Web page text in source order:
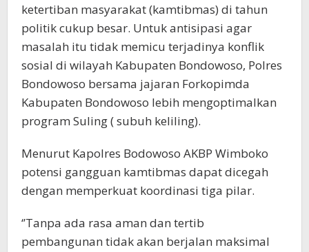
ketertiban masyarakat (kamtibmas) di tahun
politik cukup besar. Untuk antisipasi agar
masalah itu tidak memicu terjadinya konflik
sosial di wilayah Kabupaten Bondowoso, Polres
Bondowoso bersama jajaran Forkopimda
Kabupaten Bondowoso lebih mengoptimalkan
program Suling ( subuh keliling).
Menurut Kapolres Bodowoso AKBP Wimboko
potensi gangguan kamtibmas dapat dicegah
dengan memperkuat koordinasi tiga pilar.
‘’Tanpa ada rasa aman dan tertib
pembangunan tidak akan berjalan maksimal